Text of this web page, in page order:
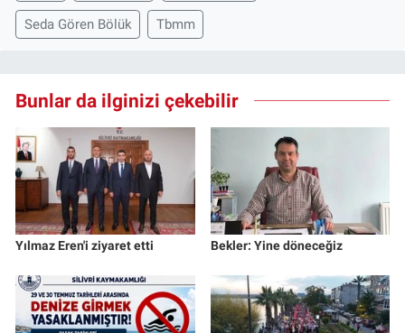
Seda Gören Bölük Tbmm
Bunlar da ilginizi çekebilir
Yılmaz Eren'i ziyaret etti Bekler: Yine döneceğiz